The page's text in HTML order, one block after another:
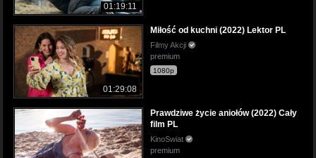
01:19:11
01:29:08
Miłość od kuchni (2022) Lektor PL
Filmy Akcji
premium
1080p
Prawdziwe życie aniołów (2022) Cały
film PL
KinoSwiat
premium